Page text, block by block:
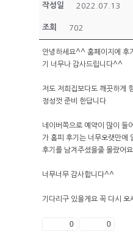
작성일 2022.07.13
조회 702
안녕하세요^^ 홈페이지에 후
기 너무나 감사드립니다^^
저도 저희집보다도 깨끗하게
정성껏 준비 한답니다
네이버쪽으로 예약이 많이 들
가 홈피 후기는 너무오랫만에
후기를 남겨주셨을줄 몰랐어
너무너무 감사합니다^^
기다리구 있을게요 꼭 다시 오
0 0